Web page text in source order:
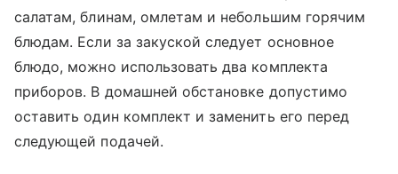
салатам, блинам, омлетам и небольшим горячим
блюдам. Если за закуской следует основное
блюдо, можно использовать два комплекта
приборов. В домашней обстановке допустимо
оставить один комплект и заменить его перед
следующей подачей.